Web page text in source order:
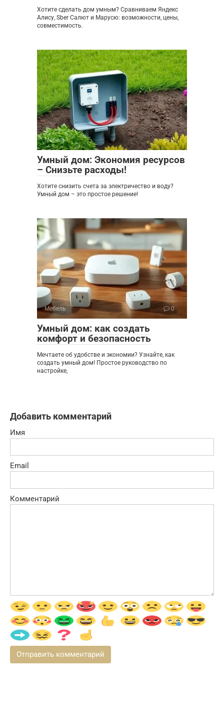
Хотите сделать дом умным? Сравниваем Яндекс
Алису, Sber Салют и Марусю: возможности, цены,
совместимость.
Мебель 0
Умный дом: Экономия ресурсов
– Снизьте расходы!
Хотите снизить счета за электричество и воду?
Умный дом – это простое решение!
Мебель 0
Умный дом: как создать
комфорт и безопасность
Мечтаете об удобстве и экономии? Узнайте, как
создать умный дом! Простое руководство по
настройке,
Добавить комментарий
Имя
Email
Комментарий